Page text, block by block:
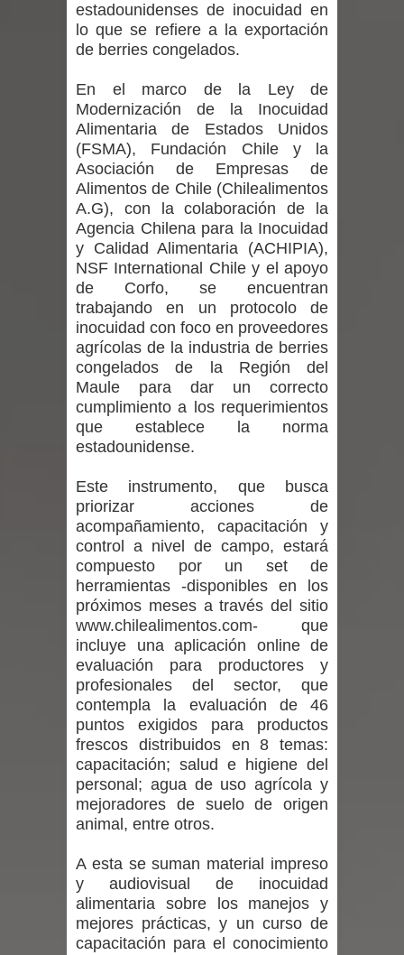
con comunidades escolares
Alta positividad en influenza hace que
expertos reiteren llamado a
vacunarse
Mario Meza endurece críticas contra
ministra de Salud por dejar fuera a
Linares: “No dará la cara”
Seremi de Desarrollo Social y Familia
mantiene despliegue para apoyar a
niños y adolescentes durante la
emergencia.
Del anime al K-pop: especialistas U.
de Chile analizan el creciente interés
por las culturas japonesa y coreana
Renuncia del seremi Minvu en el
Maule golpea al Gobierno en medio de
denuncias por viviendas sociales en
Talca
Diputado Jorge Guzmán rechaza
proyecto de interconexión eléctrica
en la alta cordillera del Maule por su
impacto ambiental
INDAP entregó $189 millones en
incentivos a usuarios de PRODESAL
de la provincia de Linares
estadounidenses de inocuidad en
lo que se refiere a la exportación
de berries congelados.
En el marco de la Ley de
Modernización de la Inocuidad
Alimentaria de Estados Unidos
(FSMA), Fundación Chile y la
Asociación de Empresas de
Alimentos de Chile (Chilealimentos
A.G), con la colaboración de la
Agencia Chilena para la Inocuidad
y Calidad Alimentaria (ACHIPIA),
NSF International Chile y el apoyo
de Corfo, se encuentran
trabajando en un protocolo de
inocuidad con foco en proveedores
agrícolas de la industria de berries
congelados de la Región del
Maule para dar un correcto
cumplimiento a los requerimientos
que establece la norma
estadounidense.
Este instrumento, que busca
priorizar acciones de
acompañamiento, capacitación y
control a nivel de campo, estará
compuesto por un set de
herramientas -disponibles en los
próximos meses a través del sitio
www.chilealimentos.com- que
incluye una aplicación online de
evaluación para productores y
profesionales del sector, que
contempla la evaluación de 46
puntos exigidos para productos
frescos distribuidos en 8 temas:
capacitación; salud e higiene del
personal; agua de uso agrícola y
mejoradores de suelo de origen
animal, entre otros.
A esta se suman material impreso
y audiovisual de inocuidad
alimentaria sobre los manejos y
mejores prácticas, y un curso de
capacitación para el conocimiento